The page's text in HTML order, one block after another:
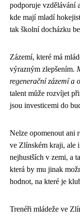
podporuje vzdělávání
kde mají mladí
tak školní docházku
Zázemí, které má
výrazným zlepšením.
regenerační zázemí a
talent může rozvíjet
jsou investicemi do
Nelze opomenout ani
ve Zlínském kraji, ale
nejhustších v zemi, a
která by mu jinak
hodnot, na které je
Trenéři mládeže ve